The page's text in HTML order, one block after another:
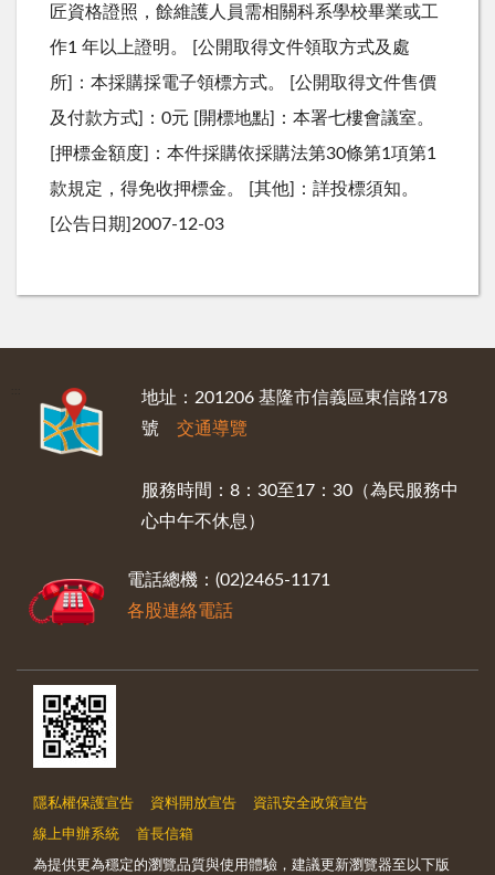
匠資格證照，餘維護人員需相關科系學校畢業或工
作1 年以上證明。 [公開取得文件領取方式及處
所]：本採購採電子領標方式。 [公開取得文件售價
及付款方式]：0元 [開標地點]：本署七樓會議室。
[押標金額度]：本件採購依採購法第30條第1項第1
款規定，得免收押標金。 [其他]：詳投標須知。
[公告日期]2007-12-03
地址：201206 基隆市信義區東信路178
號 交通導覽
服務時間：8：30至17：30（為民服務中
心中午不休息）
電話總機：(02)2465-1171
各股連絡電話
隱私權保護宣告 資料開放宣告 資訊安全政策宣告
線上申辦系統 首長信箱
為提供更為穩定的瀏覽品質與使用體驗，建議更新瀏覽器至以下版